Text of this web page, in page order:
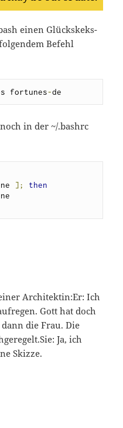
einen Glückskeks-
Befehl
fortunes-de
in der ~/.bashrc
];
then
Architektin:Er: Ich
Gott hat doch
die Frau. Die
Ja, ich
Skizze.